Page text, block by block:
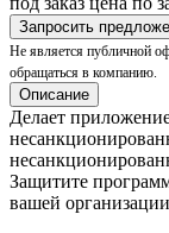
Запросить
Не является публичной
обращаться в компанию.
Описание
Делает
Защитите
вашей